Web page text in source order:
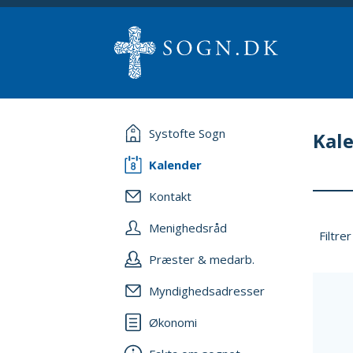
Systofte Sogn
Kalender
Kontakt
Menighedsråd
Præster & medarb.
Myndighedsadresser
Økonomi